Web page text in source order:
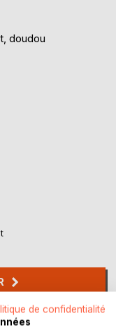
doudou
de confidentialité